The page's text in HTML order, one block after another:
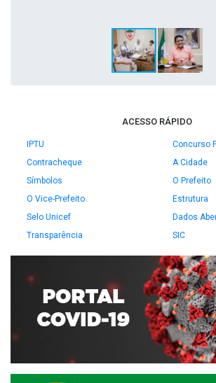
ACESSO RÁPIDO
IPTU
Concurso
Contracheque
A Cidade
Símbolos
O Prefeito
O Vice-Prefeito
Estrutura
Selo Unicef
Dados
Transparência
SIC